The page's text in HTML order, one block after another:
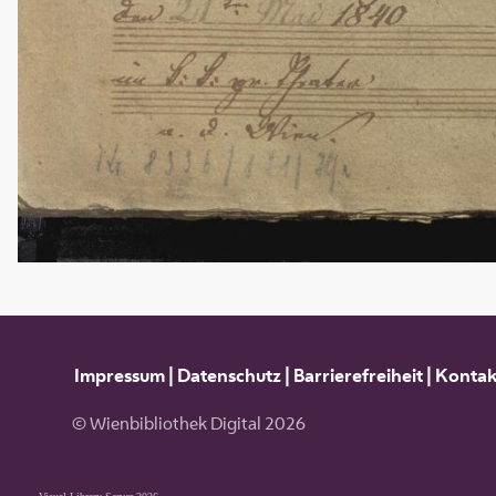
Impressum| Datenschutz| Barrierefreiheit|
© Wienbibliothek Digital 2026